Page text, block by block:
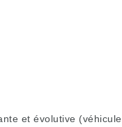
et évolutive